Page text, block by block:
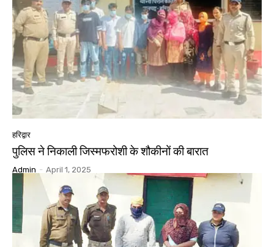
हरिद्वार
पुलिस ने निकाली जिस्मफरोशी के शौकीनों की बारात
Admin - April 1, 2025